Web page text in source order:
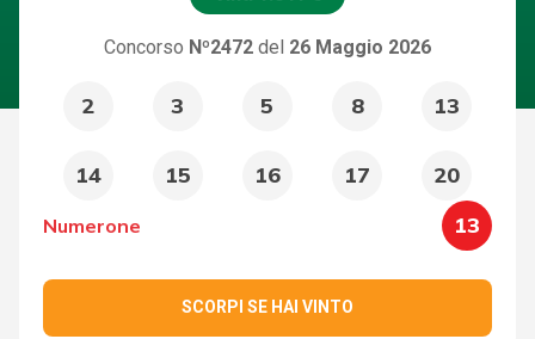
Concorso Nº2472 del 26 Maggio 2026
2 3 5 8 13
14 15 16 17 20
Numerone 13
SCORPI SE HAI VINTO